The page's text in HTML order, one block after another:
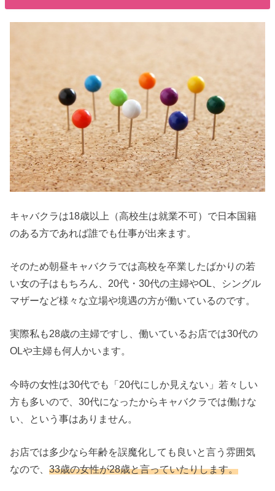
キャバクラは18歳以上（高校生は就業不可）で日本国籍
のある方であれば誰でも仕事が出来ます。
そのため朝昼キャバクラでは高校を卒業したばかりの若
い女の子はもちろん、20代・30代の主婦やOL、シングル
マザーなど様々な立場や境遇の方が働いているのです。
実際私も28歳の主婦ですし、働いているお店では30代の
OLや主婦も何人かいます。
今時の女性は30代でも「20代にしか見えない」若々しい
方も多いので、30代になったからキャバクラでは働けな
い、という事はありません。
お店では多少なら年齢を誤魔化しても良いと言う雰囲気
なので、33歳の女性が28歳と言っていたりします。